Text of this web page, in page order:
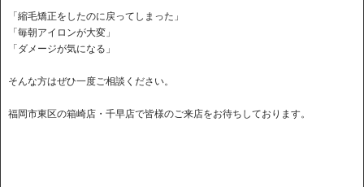
「縮毛矯正をしたのに戻ってしまった」
「毎朝アイロンが大変」
「ダメージが気になる」
そんな方はぜひ一度ご相談ください。
福岡市東区の箱崎店・千早店で皆様のご来店をお待ちしております。